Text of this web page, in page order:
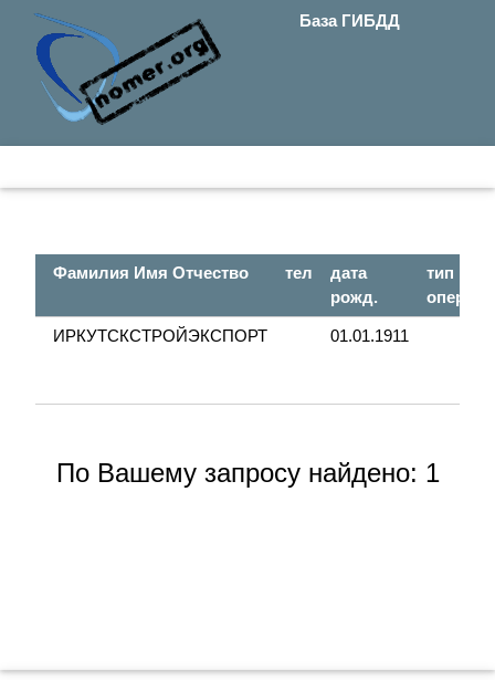
База ГИБДД
Фамилия Имя Отчество тел
дата
рожд.
тип
опер.
ИРКУТСКСТРОЙЭКСПОРТ 01.01.1911
По Вашему запросу найдено: 1